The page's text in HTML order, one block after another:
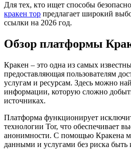
Для тех, кто ищет способы
кракен тор предлагает широкий
ссылки на 2026 год.
Обзор платформы
Кракен – это одна из самых
предоставляющая пользователям
услугам и ресурсам. Здесь можно
информации, которую сложно
источниках.
Платформа функционирует
технологии Tor, что обеспечивает
анонимности. С помощью Кракена
данными и услугами без риска